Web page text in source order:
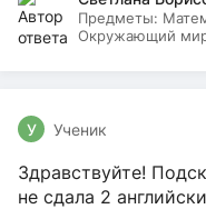
Предметы:
Окружающий
У Ученик
Здравствуйте!
не сдала 2